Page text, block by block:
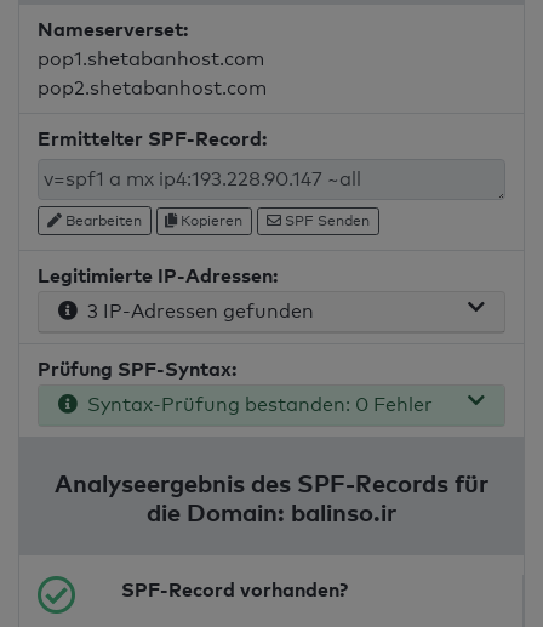
Nameserverset:
pop1.shetabanhost.com
pop2.shetabanhost.com
Ermittelter SPF-Record:
Bearbeiten Kopieren SPF Senden
Legitimierte IP-Adressen:
3 IP-Adressen gefunden
Prüfung SPF-Syntax:
Syntax-Prüfung bestanden: 0 Fehler
Analyseergebnis des SPF-Records für
die Domain: balinso.ir
SPF-Record vorhanden?